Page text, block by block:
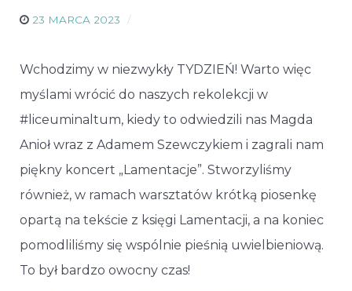
23 MARCA 2023
Wchodzimy w niezwykły TYDZIEŃ! Warto więc
myślami wrócić do naszych rekolekcji w
#liceuminaltum, kiedy to odwiedzili nas Magda
Anioł wraz z Adamem Szewczykiem i zagrali nam
piękny koncert „Lamentacje”. Stworzyliśmy
również, w ramach warsztatów krótką piosenkę
opartą na tekście z księgi Lamentacji, a na koniec
pomodliliśmy się wspólnie pieśnią uwielbieniową.
To był bardzo owocny czas!